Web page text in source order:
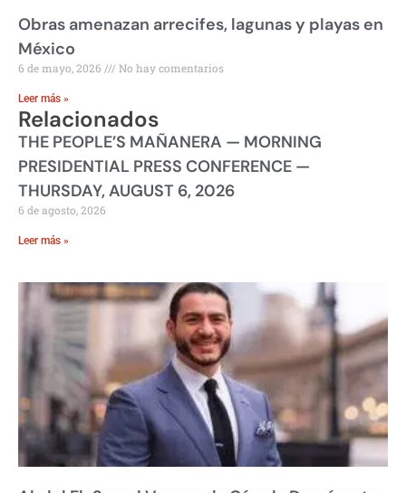
Obras amenazan arrecifes, lagunas y playas en
México
6 de mayo, 2026 No hay comentarios
Leer más »
Relacionados
THE PEOPLE’S MAÑANERA — MORNING
PRESIDENTIAL PRESS CONFERENCE —
THURSDAY, AUGUST 6, 2026
6 de agosto, 2026
Leer más »